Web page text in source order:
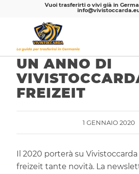
Vuoi trasferirti o vivi già in
UN ANNO DI
FREIZEIT
1 GENNAIO 2020
Il 2020 porterà su
freizeit tante novità. La